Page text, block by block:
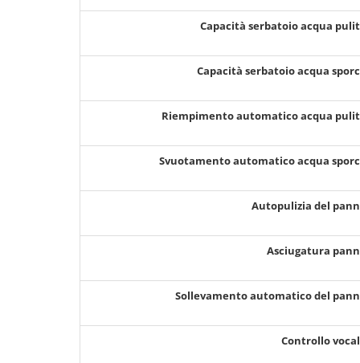
Capacità serbatoio acqua
Capacità serbatoio acqua
Riempimento automatico acqua
Svuotamento automatico acqua
Autopulizia del
Asciugatura
Sollevamento automatico del
Controllo